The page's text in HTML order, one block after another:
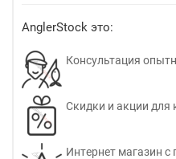
AnglerStock это:
Консультация
Скидки и акции для
Интернет магазин